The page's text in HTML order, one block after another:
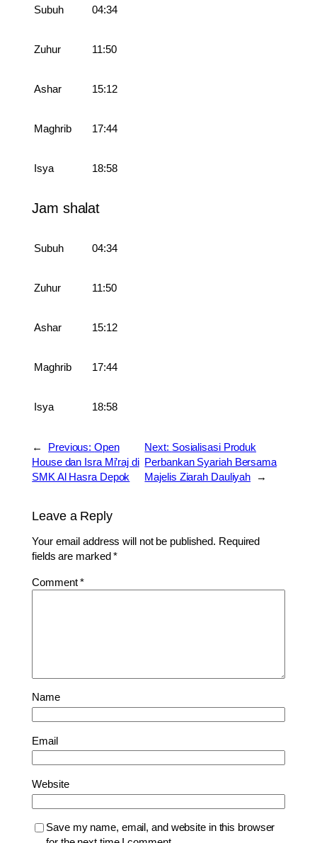
Subuh 04:34
Zuhur 11:50
Ashar 15:12
Maghrib 17:44
Isya 18:58
Jam shalat
Subuh 04:34
Zuhur 11:50
Ashar 15:12
Maghrib 17:44
Isya 18:58
← Previous:Open
House dan Isra Mi’raj di
SMK Al Hasra Depok
Next: Sosialisasi Produk
Perbankan Syariah Bersama
Majelis Ziarah Dauliyah
→
Leave a Reply
Your email address will not be published. Required
fields are marked*
Comment*
Name
Email
Website
Save my name, email, and website in this browser